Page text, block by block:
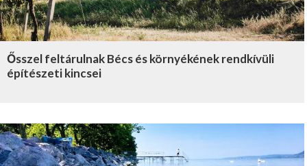
Ősszel feltárulnak Bécs és környékének rendkívüli
építészeti kincsei